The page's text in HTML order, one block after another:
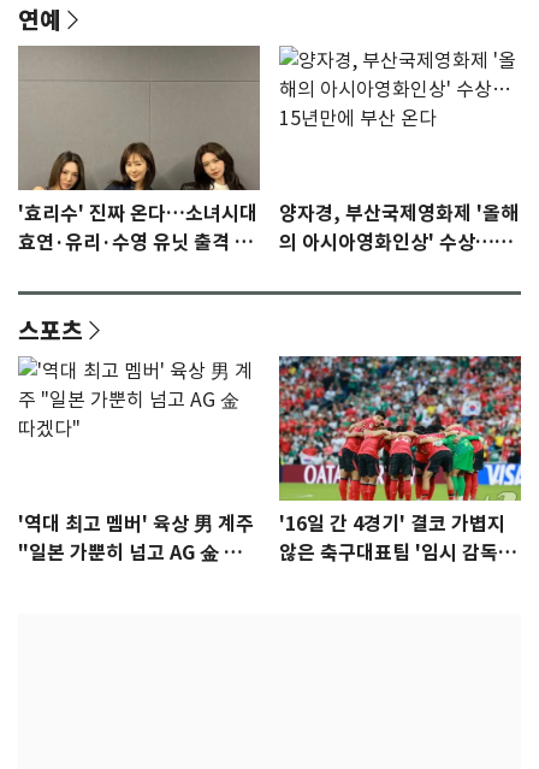
연예
'효리수' 진짜 온다…소녀시대
효연·유리·수영 유닛 출격 [N
양자경, 부산국제영화제 '올해
의 아시아영화인상' 수상…15
스포츠
'역대 최고 멤버' 육상 男 계주
"일본 가뿐히 넘고 AG 金 따겠
'16일 간 4경기' 결코 가볍지
않은 축구대표팀 '임시 감독'